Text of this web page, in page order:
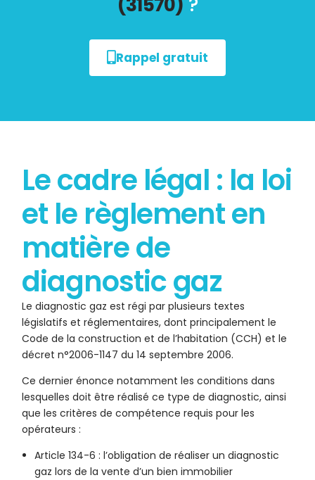
Rappel gratuit
Le cadre légal : la loi
et le règlement en
matière de
diagnostic gaz
Le diagnostic gaz est régi par plusieurs textes
législatifs et réglementaires, dont principalement le
Code de la construction et de l’habitation (CCH) et le
décret n°2006-1147 du 14 septembre 2006.
Ce dernier énonce notamment les conditions dans
lesquelles doit être réalisé ce type de diagnostic, ainsi
que les critères de compétence requis pour les
opérateurs :
Article 134-6 : l’obligation de réaliser un diagnostic
gaz lors de la vente d’un bien immobilier